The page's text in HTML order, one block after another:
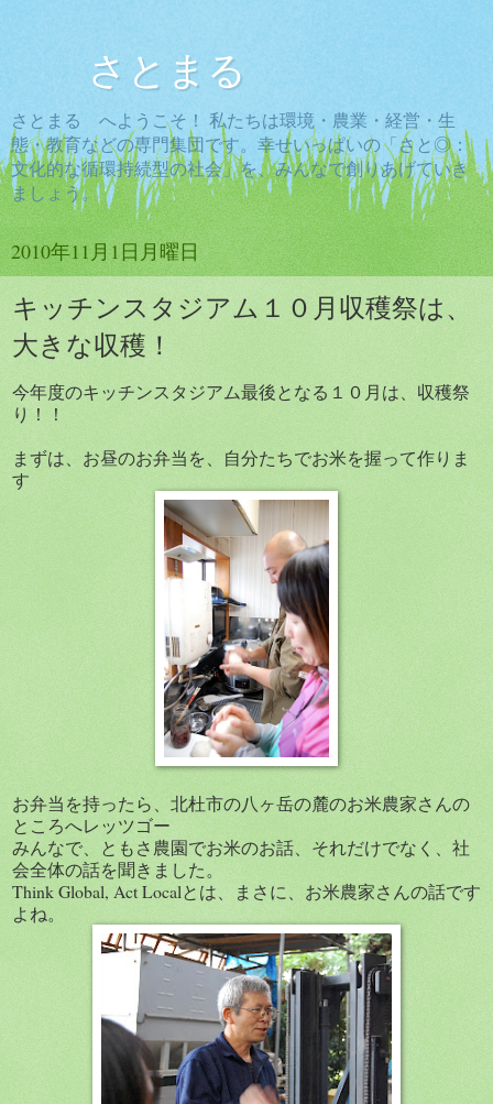
さとまる
さとまる へようこそ！ 私たちは環境・農業・経営・生
態・教育などの専門集団です。幸せいっぱいの「さと◎：
文化的な循環持続型の社会」を、みんなで創りあげていき
ましょう。
2010年11月1日月曜日
キッチンスタジアム１０月収穫祭は、
大きな収穫！
今年度のキッチンスタジアム最後となる１０月は、収穫祭
り！！
まずは、お昼のお弁当を、自分たちでお米を握って作りま
す
お弁当を持ったら、北杜市の八ヶ岳の麓のお米農家さんの
ところへレッツゴー
みんなで、ともさ農園でお米のお話、それだけでなく、社
会全体の話を聞きました。
Think Global, Act Localとは、まさに、お米農家さんの話です
よね。